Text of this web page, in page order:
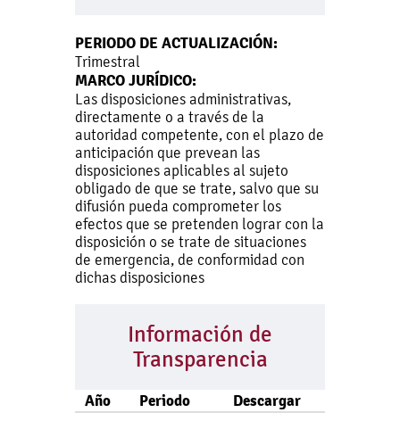
PERIODO DE ACTUALIZACIÓN:
Trimestral
MARCO JURÍDICO:
Las disposiciones administrativas,
directamente o a través de la
autoridad competente, con el plazo de
anticipación que prevean las
disposiciones aplicables al sujeto
obligado de que se trate, salvo que su
difusión pueda comprometer los
efectos que se pretenden lograr con la
disposición o se trate de situaciones
de emergencia, de conformidad con
dichas disposiciones
Información de
Transparencia
Año Periodo Descargar